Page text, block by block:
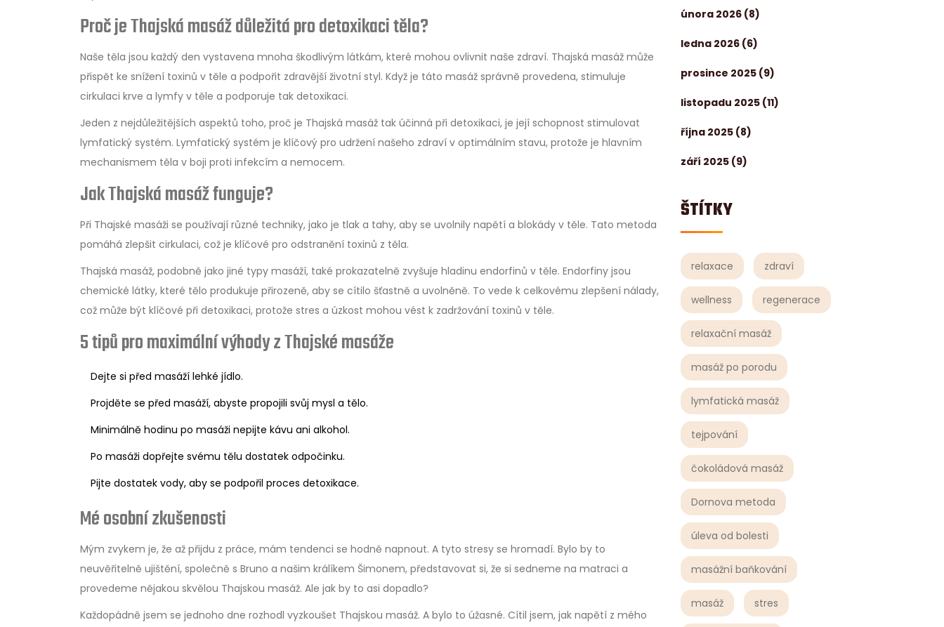
února 2026 (8)
ledna 2026 (6)
prosince 2025 (9)
listopadu 2025 (11)
října 2025 (8)
září 2025 (9)
ŠTÍTKY
relaxace zdraví
wellness regenerace
relaxační masáž
masáž po porodu
lymfatická masáž
tejpování
čokoládová masáž
Dornova metoda
úleva od bolesti
masážní baňkování
masáž stres
Proč je Thajská masáž důležitá pro detoxikaci těla?
Naše těla jsou každý den vystavena mnoha škodlivým látkám, které mohou ovlivnit naše zdraví. Thajská masáž může
přispět ke snížení toxinů v těle a podpořit zdravější životní styl. Když je táto masáž správně provedena, stimuluje
cirkulaci krve a lymfy v těle a podporuje tak detoxikaci.
Jeden z nejdůležitějších aspektů toho, proč je Thajská masáž tak účinná při detoxikaci, je její schopnost stimulovat
lymfatický systém. Lymfatický systém je klíčový pro udržení našeho zdraví v optimálním stavu, protože je hlavním
mechanismem těla v boji proti infekcím a nemocem.
Jak Thajská masáž funguje?
Při Thajské masáži se používají různé techniky, jako je tlak a tahy, aby se uvolnily napětí a blokády v těle. Tato metoda
pomáhá zlepšit cirkulaci, což je klíčové pro odstranění toxinů z těla.
Thajská masáž, podobně jako jiné typy masáží, také prokazatelně zvyšuje hladinu endorfinů v těle. Endorfiny jsou
chemické látky, které tělo produkuje přirozeně, aby se cítilo šťastně a uvolněně. To vede k celkovému zlepšení nálady,
což může být klíčové při detoxikaci, protože stres a úzkost mohou vést k zadržování toxinů v těle.
5 tipů pro maximální výhody z Thajské masáže
Dejte si před masáží lehké jídlo.
Projděte se před masáží, abyste propojili svůj mysl a tělo.
Minimálně hodinu po masáži nepijte kávu ani alkohol.
Po masáži dopřejte svému tělu dostatek odpočinku.
Pijte dostatek vody, aby se podpořil proces detoxikace.
Mé osobní zkušenosti
Mým zvykem je, že až přijdu z práce, mám tendenci se hodně napnout. A tyto stresy se hromadí. Bylo by to
neuvěřitelně ujištění, společně s Bruno a našim králíkem Šimonem, představovat si, že si sedneme na matraci a
provedeme nějakou skvělou Thajskou masáž. Ale jak by to asi dopadlo?
Každopádně jsem se jednoho dne rozhodl vyzkoušet Thajskou masáž. A bylo to úžasné. Cítil jsem, jak napětí z mého